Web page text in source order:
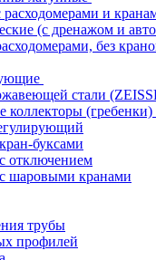
и
(с дренажом и
без
стали
коллекторы (гребенки)
буксами
отключением
шаровыми кранами
трубы
профилей